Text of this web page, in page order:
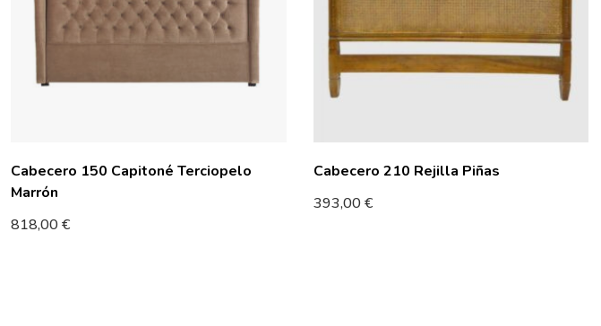
Cabecero 150 Capitoné Terciopelo
Marrón
818,00€
Cabecero 210 Rejilla Piñas
393,00€